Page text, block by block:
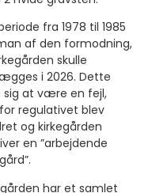
fra 1978 til 1985
af den formodning,
skulle
i 2026. Dette
sig at være en fejl,
regulativet blev
og kirkegården
en ”arbejdende
har et samlet